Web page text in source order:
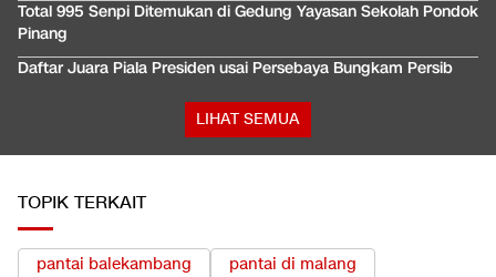
Total 995 Senpi Ditemukan di Gedung Yayasan Sekolah Pondok
Pinang
Daftar Juara Piala Presiden usai Persebaya Bungkam Persib
LIHAT SEMUA
TOPIK TERKAIT
pantai balekambang
pantai di malang